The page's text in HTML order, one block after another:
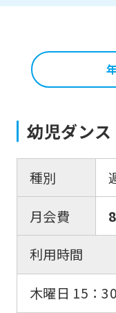
幼児ダン
種別
月会費
利用時間
木曜日 15：